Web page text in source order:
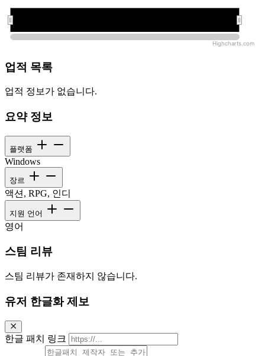
Highcharts.com
업적 목록
업적 정보가 없습니다.
요약 정보
플랫폼
Windows
장르
액션, RPG, 인디
지원 언어
영어
스팀 리뷰
스팀 리뷰가 존재하지 않습니다.
유저 한글화 제보
한글 패치 링크